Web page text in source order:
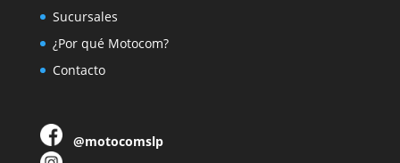
Sucursales
¿Por qué Motocom?
Contacto
@motocomslp